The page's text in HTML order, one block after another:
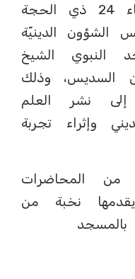
الإثنين 15 إلى يوم الأربعاء 24 ذي الحجة
الشؤون الدينيّة
النبوي الشيخ
السديس، وذلك
إلى نشر العلم
وإثراء تجربة
من المحاضرات
نخبة من